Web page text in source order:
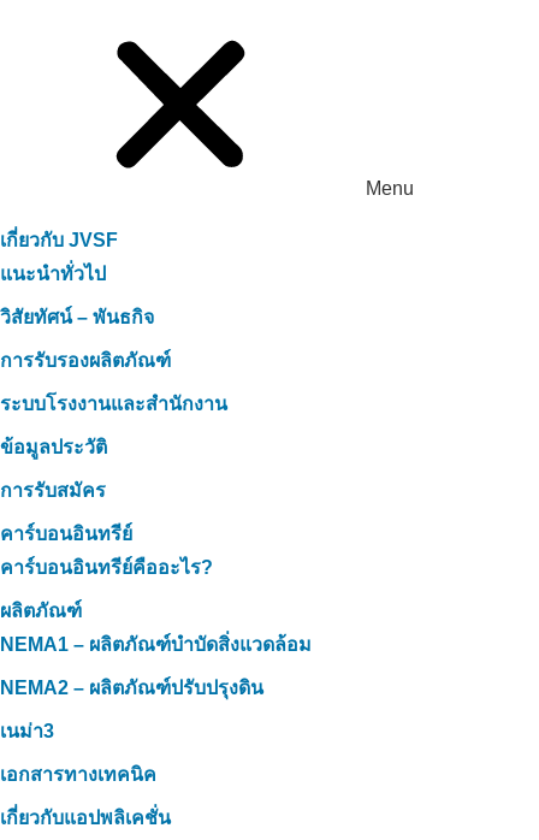
Menu
เกี่ยวกับ JVSF
แนะนำทั่วไป
วิสัยทัศน์ – พันธกิจ
การรับรองผลิตภัณฑ์
ระบบโรงงานและสำนักงาน
ข้อมูลประวัติ
การรับสมัคร
คาร์บอนอินทรีย์
คาร์บอนอินทรีย์คืออะไร?
ผลิตภัณฑ์
NEMA1 – ผลิตภัณฑ์บำบัดสิ่งแวดล้อม
NEMA2 – ผลิตภัณฑ์ปรับปรุงดิน
เนม่า3
เอกสารทางเทคนิค
เกี่ยวกับแอปพลิเคชั่น